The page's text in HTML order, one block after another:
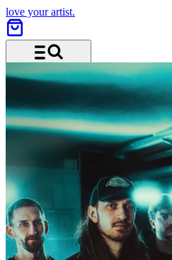
love your artist.
Menü und Suche